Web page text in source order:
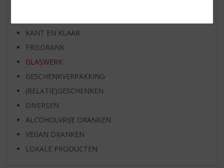
KANT EN KLAAR
FRISDRANK
GLASWERK
GESCHENKVERPAKKING
(RELATIE)GESCHENKEN
DIVERSEN
ALCOHOLVRIJE DRANKEN
VEGAN DRANKEN
LOKALE PRODUCTEN